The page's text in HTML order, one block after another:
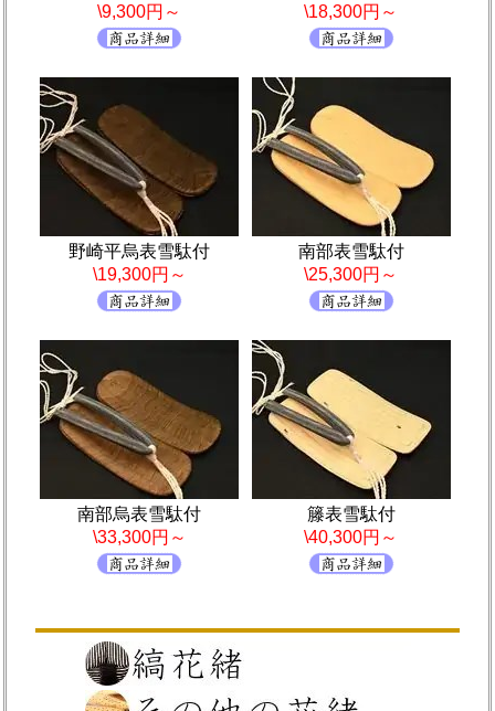
\9,300円～
\18,300円～
野崎平烏表雪駄付
\19,300円～
南部表雪駄付
\25,300円～
南部烏表雪駄付
\33,300円～
籐表雪駄付
\40,300円～